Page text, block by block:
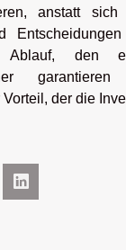
anstatt
Ablauf, den
der die